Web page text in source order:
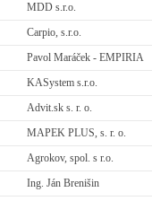
MDD s.r.o.
Carpio, s.r.o.
Pavol Maráček - EMPIRIA
KASystem s.r.o.
Advit.sk s. r. o.
MAPEK PLUS, s. r. o.
Agrokov, spol. s r.o.
Ing. Ján Brenišin